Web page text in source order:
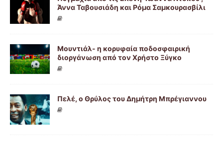
Άννα Ταβουσιάδη και Ρόμα Σαμκουρασβίλι
Μουντιάλ- η κορυφαία ποδοσφαιρική
διοργάνωση από τον Χρήστο Ξύγκο
Πελέ, ο Θρύλος του Δημήτρη Μπρέγιαννου